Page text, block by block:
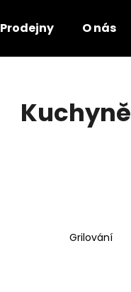
Prodejny O nás
Kuchyně
Grilování